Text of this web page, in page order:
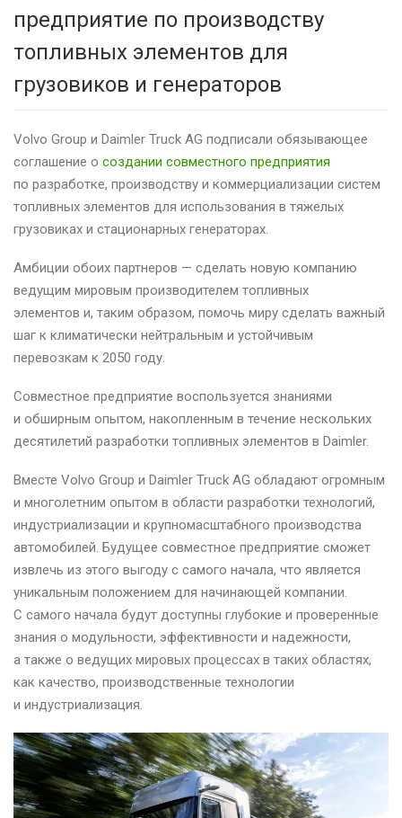
предприятие по производству
топливных элементов для
грузовиков и генераторов
Volvo Group и Daimler Truck AG подписали обязывающее
соглашение о создании совместного предприятия
по разработке, производству и коммерциализации систем
топливных элементов для использования в тяжелых
грузовиках и стационарных генераторах.
Амбиции обоих партнеров — сделать новую компанию
ведущим мировым производителем топливных
элементов и, таким образом, помочь миру сделать важный
шаг к климатически нейтральным и устойчивым
перевозкам к 2050 году.
Совместное предприятие воспользуется знаниями
и обширным опытом, накопленным в течение нескольких
десятилетий разработки топливных элементов в Daimler.
Вместе Volvo Group и Daimler Truck AG обладают огромным
и многолетним опытом в области разработки технологий,
индустриализации и крупномасштабного производства
автомобилей. Будущее совместное предприятие сможет
извлечь из этого выгоду с самого начала, что является
уникальным положением для начинающей компании.
С самого начала будут доступны глубокие и проверенные
знания о модульности, эффективности и надежности,
а также о ведущих мировых процессах в таких областях,
как качество, производственные технологии
и индустриализация.